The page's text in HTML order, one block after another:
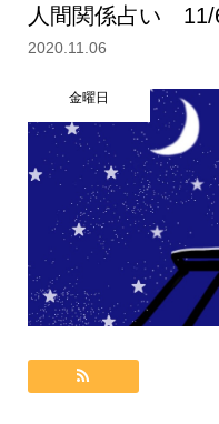
人間関係占い 11/
2020.11.06
金曜日